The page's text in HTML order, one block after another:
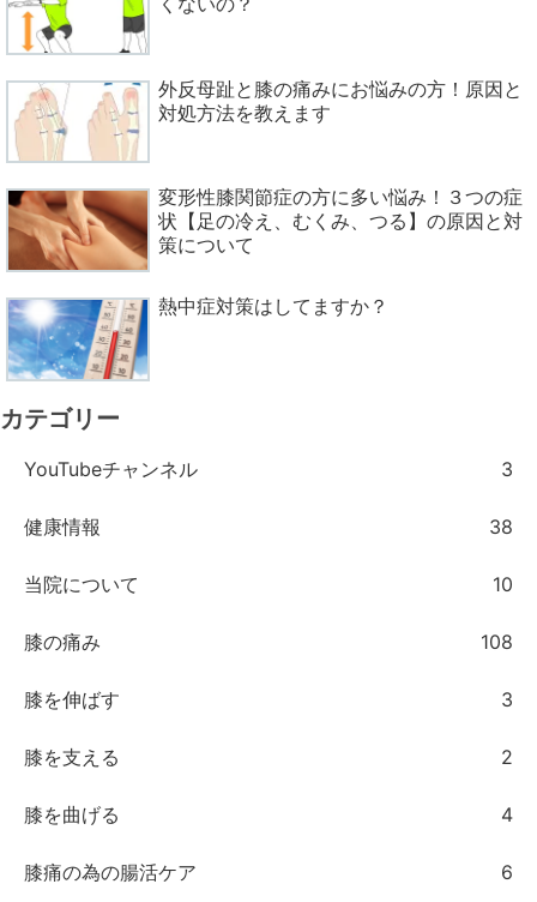
外反母趾と膝の痛みにお悩みの方！原因と
対処方法を教えます
変形性膝関節症の方に多い悩み！３つの症
状【足の冷え、むくみ、つる】の原因と対
策について
熱中症対策はしてますか？
カテゴリー
YouTubeチャンネル 3
健康情報 38
当院について 10
膝の痛み 108
膝を伸ばす 3
膝を支える 2
膝を曲げる 4
膝痛の為の腸活ケア 6